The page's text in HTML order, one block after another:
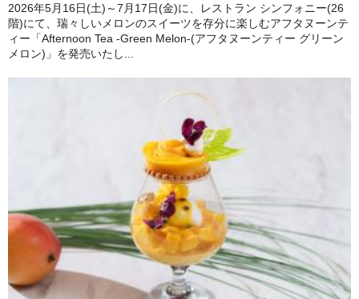
2026年5月16日(土)～7月17日(金)に、レストラン シンフォニー(26
階)にて、瑞々しいメロンのスイーツを存分に楽しむアフタヌーンテ
ィー「Afternoon Tea -Green Melon-(アフタヌーンティー グリーン
メロン)」を発売いたし...